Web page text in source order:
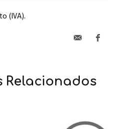
(IVA).
Relacionados